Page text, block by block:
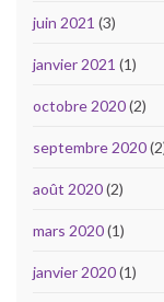
juin 2021 (3)
janvier 2021 (1)
octobre 2020(2)
septembre 2020
août 2020(2)
mars 2020(1)
janvier 2020(1)